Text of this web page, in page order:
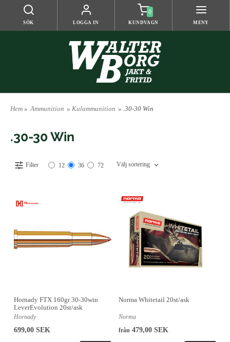
SÖK LOGGA IN
0
KUNDVAGN MENY
Hem » Ammunition » Kulammunition » .30-30 Win
.30-30 Win
Filter 12 36 72 Välj sortering
Hornady FTX 160gr 30-30win
LeverEvolution 20st/ask
Hornady
699,00 SEK
Norma Whitetail 20st/ask
Norma
från 479,00 SEK